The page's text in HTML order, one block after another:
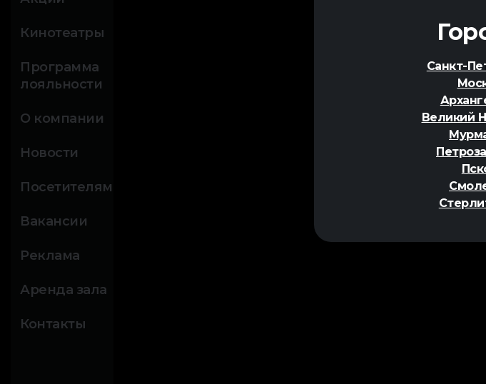
Санкт-
Великий
Кинотеатры
Программа
лояльности
О компании
Новости
Посетителям
Вакансии
Реклама
Аренда зала
Контакты